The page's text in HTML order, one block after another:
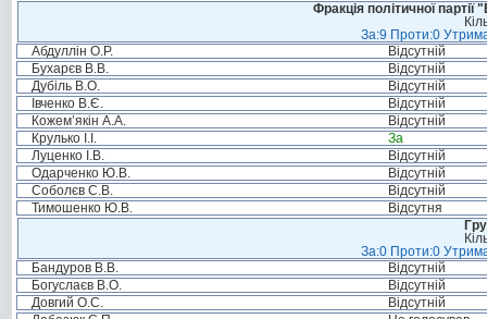
Фракція політичної
За:9 Проти:0
Абдуллін О.Р.
Відсутній
Бухарєв В.В.
Відсутній
Дубіль В.О.
Відсутній
Івченко В.Є.
Відсутній
Кожем’якін А.А.
Відсутній
Крулько І.І.
За
Луценко І.В.
Відсутній
Одарченко Ю.В.
Відсутній
Соболєв С.В.
Відсутній
Тимошенко Ю.В.
Відсутня
За:0 Проти:0
Бандуров В.В.
Відсутній
Богуслаєв В.О.
Відсутній
Довгий О.С.
Відсутній